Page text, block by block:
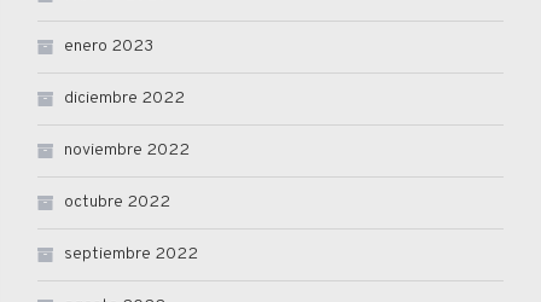
enero 2023
diciembre 2022
noviembre 2022
octubre 2022
septiembre 2022